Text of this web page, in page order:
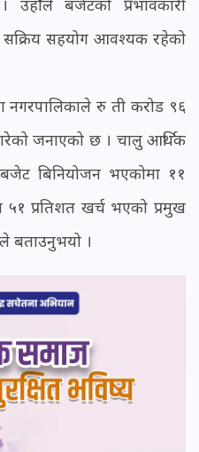
उहाँले बजेटको प्रभावकारी
सक्रिय सहयोग आवश्यक रहेको
नगरपालिकाले रु ती करोड ९६
जनाएको छ । चालु आर्थिक
बिनियोजन भएकोमा ११
प्रतिशत खर्च भएको प्रमुख
बताउनुभयो ।